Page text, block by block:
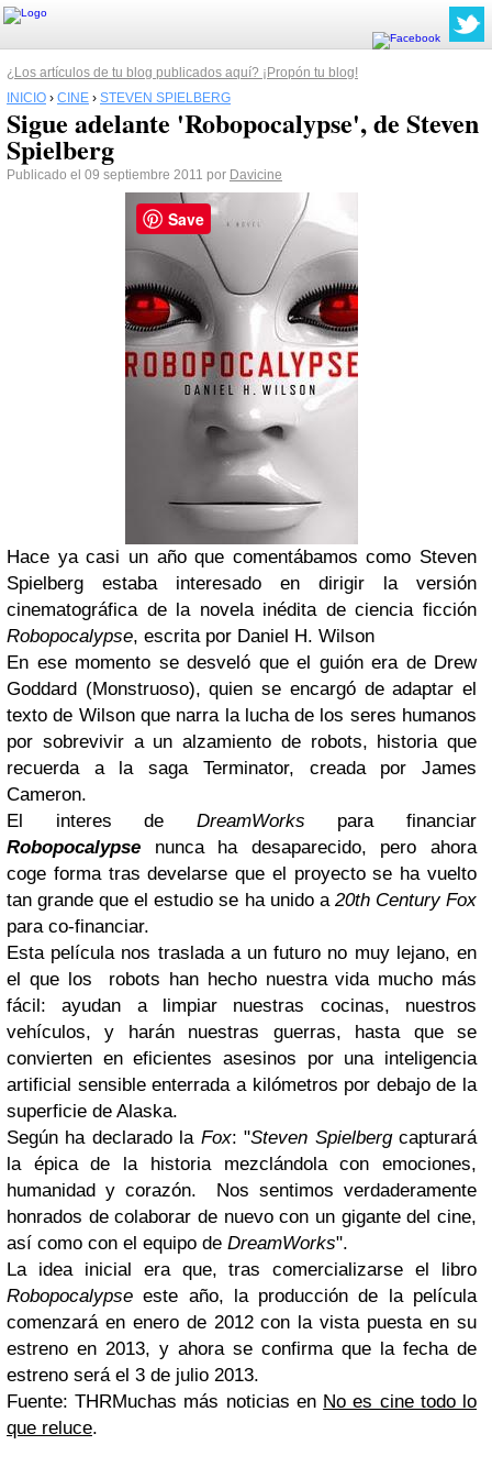
¿Los artículos de tu blog publicados aquí? ¡Propón tu blog!
INICIO › CINE › STEVEN SPIELBERG
Sigue adelante 'Robopocalypse', de Steven
Spielberg
Publicado el 09 septiembre 2011 por Davicine
Hace ya casi un año que comentábamos como Steven
Spielberg estaba interesado en dirigir la versión
cinematográfica de la novela inédita de ciencia ficción
Robopocalypse, escrita por Daniel H. Wilson
En ese momento se desveló que el guión era de Drew
Goddard (Monstruoso), quien se encargó de adaptar el
texto de Wilsonque narra la lucha de los seres humanos
por sobrevivir a un alzamiento de robots, historia que
recuerda a la saga Terminator, creada porJames
Cameron.
El interes de DreamWorks para financiar
Robopocalypse nunca ha desaparecido, pero ahora
coge forma tras develarse que el proyecto se ha vuelto
tan grande que el estudio se ha unido a20th Century Fox
para co-financiar.
Esta película nos traslada a un futuro no muy lejano, en
el que los robots han hecho nuestra vida mucho más
fácil: ayudan a limpiar nuestras cocinas, nuestros
vehículos, y harán nuestras guerras, hasta que se
convierten en eficientes asesinos por una inteligencia
artificial sensible enterrada a kilómetros por debajo de la
superficie de Alaska.
Según ha declarado la Fox: "Steven Spielbergcapturará
la épica de la historia mezclándola con emociones,
humanidad y corazón. Nos sentimos verdaderamente
honrados de colaborar de nuevo con un gigante del cine,
así como con el equipo de DreamWorks".
La idea inicial era que, tras comercializarse el libro
Robopocalypseeste año, la producción de la película
comenzará en enero de 2012 con la vista puesta en su
estreno en 2013, y ahora se confirma que la fecha de
estreno será el 3 de julio 2013.
Fuente: THRMuchas más noticias en No es cine todo lo
que reluce.
Save